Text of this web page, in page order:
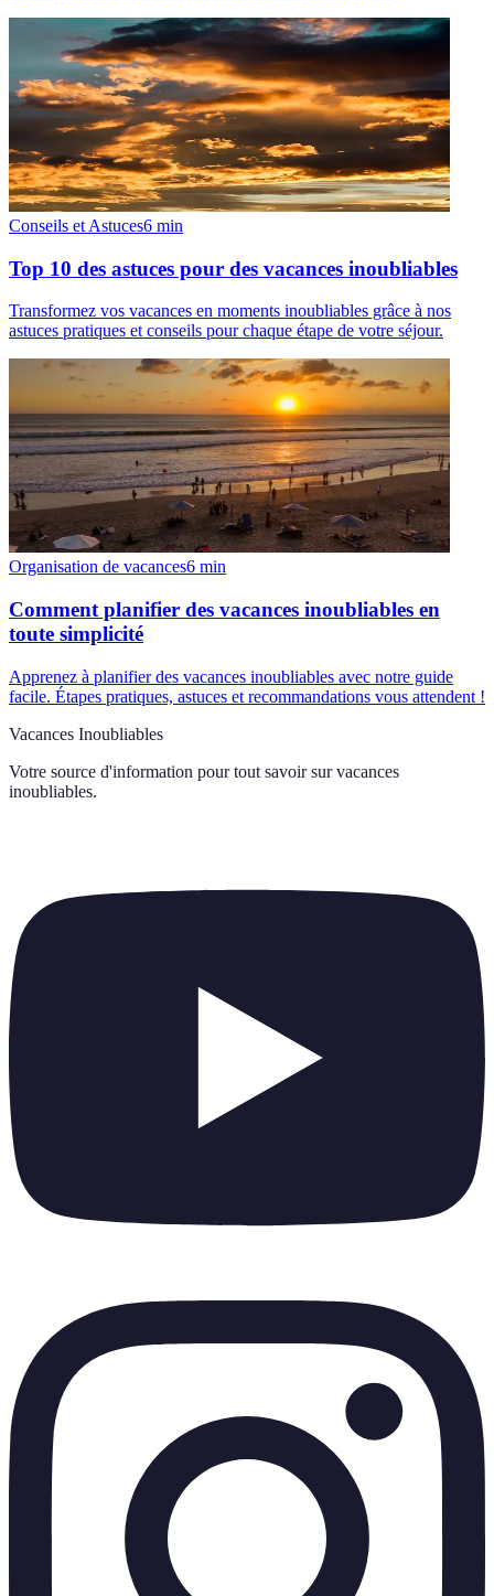
Conseils et Astuces6 min
Top 10 des astuces pour des vacances inoubliables
Transformez vos vacances en moments inoubliables grâce à nos
astuces pratiques et conseils pour chaque étape de votre séjour.
Organisation de vacances6 min
Comment planifier des vacances inoubliables en
toute simplicité
Apprenez à planifier des vacances inoubliables avec notre guide
facile. Étapes pratiques, astuces et recommandations vous attendent !
Vacances Inoubliables
Votre source d'information pour tout savoir sur vacances
inoubliables.